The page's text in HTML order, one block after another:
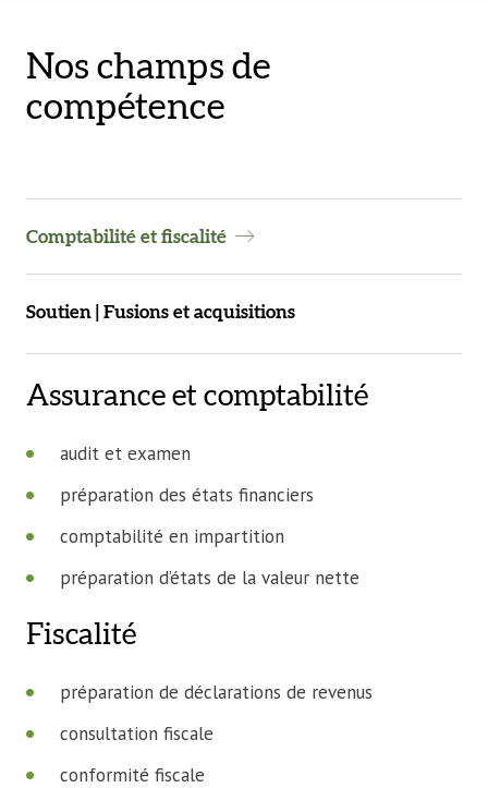
Nos champs de
compétence
Comptabilité et fiscalité
Soutien | Fusions et acquisitions
Assurance et comptabilité
audit et examen
préparation des états financiers
comptabilité en impartition
préparation d’états de la valeur nette
Fiscalité
préparation de déclarations de revenus
consultation fiscale
conformité fiscale